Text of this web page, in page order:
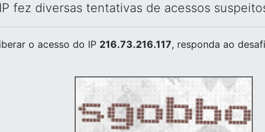
fez diversas tentativas de acessos
o acesso do IP 216.73.216.117, responda ao